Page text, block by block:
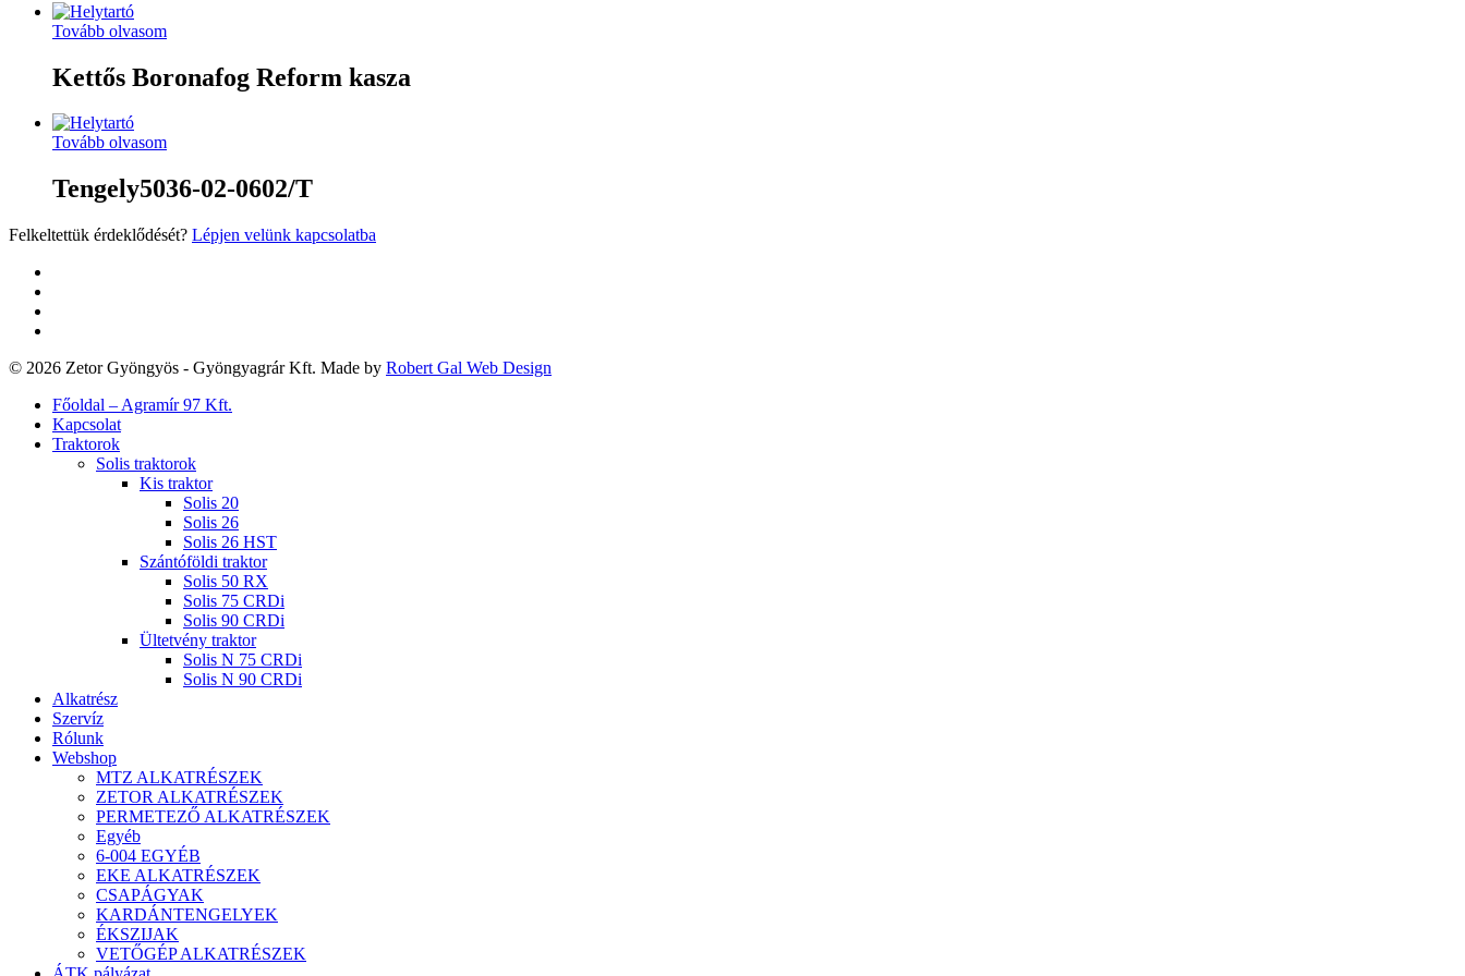
Tovább olvasom
Kettős Boronafog Reform kasza
Tovább olvasom
Tengely5036-02-0602/T
Felkeltettük érdeklődését? Lépjen velünk kapcsolatba
© 2026 Zetor Gyöngyös - Gyöngyagrár Kft. Made by Robert Gal Web Design
Close
Menu
Főoldal – Agramír 97 Kft.
Kapcsolat
Traktorok
Solis traktorok
Kis traktor
Solis 20
Solis 26
Solis 26 HST
Szántóföldi traktor
Solis 50 RX
Solis 75 CRDi
Solis 90 CRDi
Ültetvény traktor
Solis N 75 CRDi
Solis N 90 CRDi
Alkatrész
Szervíz
Rólunk
Webshop
MTZ ALKATRÉSZEK
ZETOR ALKATRÉSZEK
PERMETEZŐ ALKATRÉSZEK
Egyéb
6-004 EGYÉB
EKE ALKATRÉSZEK
CSAPÁGYAK
KARDÁNTENGELYEK
ÉKSZIJAK
VETŐGÉP ALKATRÉSZEK